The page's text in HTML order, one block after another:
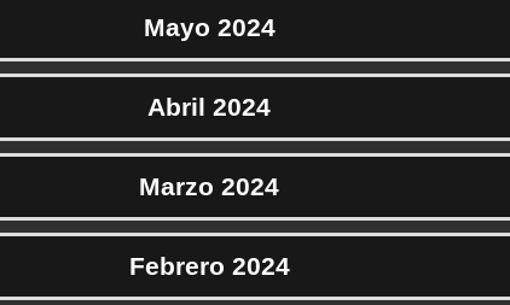
Mayo 2024
Abril 2024
Marzo 2024
Febrero 2024